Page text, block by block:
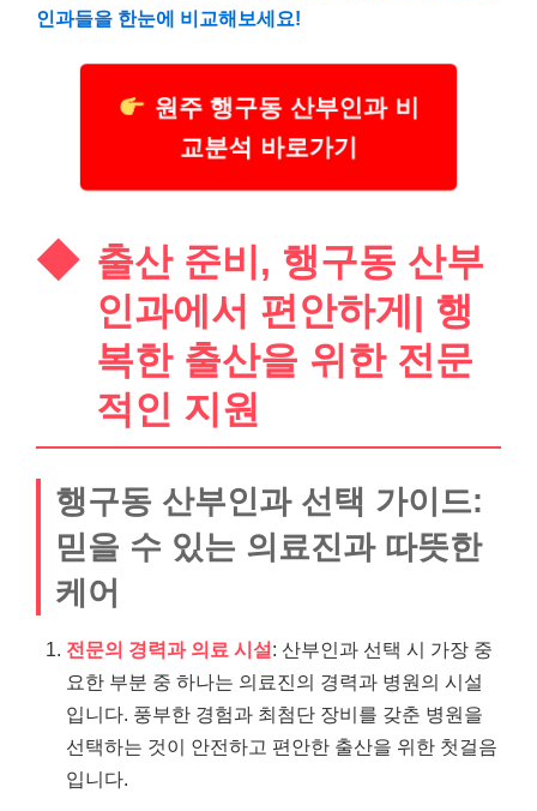
인과들을 한눈에 비교해보세요!
원주 행구동 산부인과 비
교분석 바로가기
출산 준비, 행구동 산부
인과에서 편안하게| 행
복한 출산을 위한 전문
적인 지원
행구동 산부인과 선택 가이드:
믿을 수 있는 의료진과 따뜻한
케어
전문의 경력과 의료 시설: 산부인과 선택 시 가장 중
요한 부분 중 하나는 의료진의 경력과 병원의 시설
입니다. 풍부한 경험과 최첨단 장비를 갖춘 병원을
선택하는 것이 안전하고 편안한 출산을 위한 첫걸음
입니다.